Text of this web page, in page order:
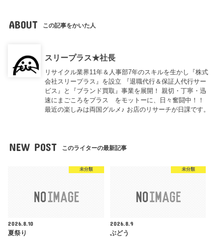
ABOUT この記事をかいた人
スリープラス★社長
リサイクル業界11年＆人事部7年のスキルを生かし『株式
会社スリープラス』を設立 『退職代行＆保証人代行サー
ビス』と『ブランド買取』事業を展開！ 親切・丁寧・迅
速にまごころをプラス をモットーに、日々奮闘中！！
最近の楽しみは両国グルメ♪ お店のリサーチが日課です。
NEW POST このライターの最新記事
未分類
2026.8.10
夏祭り
未分類
2026.8.9
ぶどう